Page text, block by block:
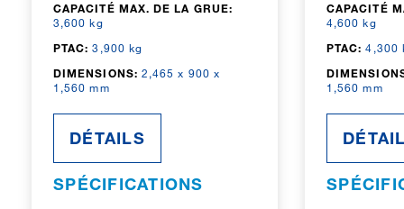
CAPACITÉ MAX. DE LA GRUE:
3,600 kg
PTAC: 3,900 kg
DIMENSIONS: 2,465 x 900 x
1,560 mm
DÉTAILS
SPÉCIFICATIONS
CAPACITÉ
4,600 kg
PTAC: 4,300
1,560 mm